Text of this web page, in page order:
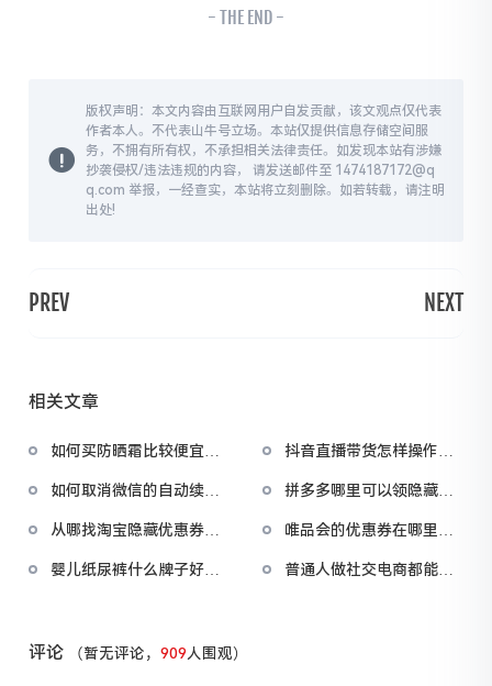
- THE END -
版权声明：本文内容由互联网用户自发贡献，该文观点仅代表
作者本人。不代表山牛号立场。本站仅提供信息存储空间服
务，不拥有所有权，不承担相关法律责任。如发现本站有涉嫌
抄袭侵权/违法违规的内容， 请发送邮件至 1474187172@q
q.com 举报，一经查实，本站将立刻删除。如若转载，请注明
出处!
PREV NEXT
相关文章
如何买防晒霜比较便宜又
子的防晒效果好
抖音直播带货怎样操作？
巧
如何取消微信的自动续费
自动续费服务
拼多多哪里可以领隐藏优
更多的隐藏优惠券
从哪找淘宝隐藏优惠券？
么领
唯品会的优惠券在哪里可
怎么领取
婴儿纸尿裤什么牌子好用
普通人做社交电商都能赚
评论 （暂无评论，909人围观）